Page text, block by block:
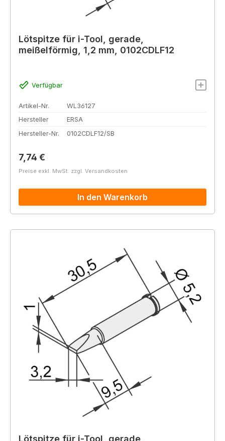
Lötspitze für i-Tool, gerade,
meißelförmig, 1,2 mm, 0102CDLF12
Verfügbar
Artikel-Nr.
WL36127
Hersteller
ERSA
Hersteller-Nr.
0102CDLF12/SB
Regulärer Preis:
7,74 €
Preise exkl. MwSt. zzgl. Versandkosten
In den Warenkorb
Lötspitze für i-Tool, gerade,